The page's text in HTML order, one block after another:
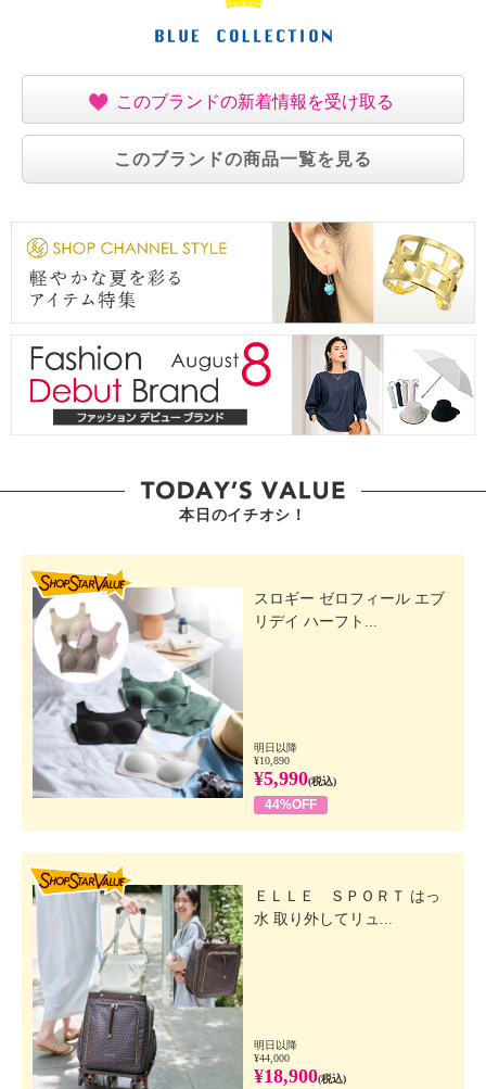
このブランドの新着情報を受け取る
このブランドの商品一覧を見る
本日のイチオシ！
スロギー ゼロフィール エブ
リデイ ハーフト...
明日以降
¥10,890
¥5,990(税込)
44%OFF
ＥＬＬＥ ＳＰＯＲＴ はっ
水 取り外してリュ...
明日以降
¥44,000
¥18,900(税込)